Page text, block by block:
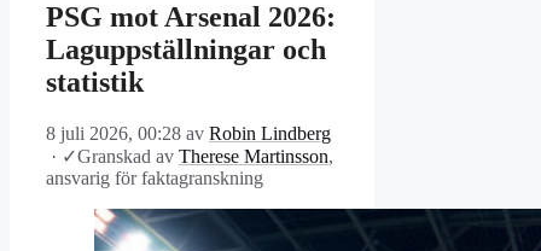
PSG mot Arsenal 2026:
Laguppställningar och
statistik
8 juli 2026, 00:28 av Robin Lindberg
· ✓Granskad av Therese Martinsson,
ansvarig för faktagranskning